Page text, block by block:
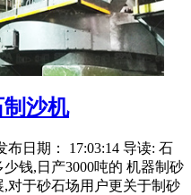
制沙机
布日期： 17:03:14 导读: 石
钱,日产3000吨的 机器制砂
对于砂石场用户更关于制砂